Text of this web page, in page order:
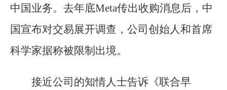
中国业务。去年底Meta传出收购消息后，中
国宣布对交易展开调查，公司创始人和首席
科学家据称被限制出境。
接近公司的知情人士告诉《联合早